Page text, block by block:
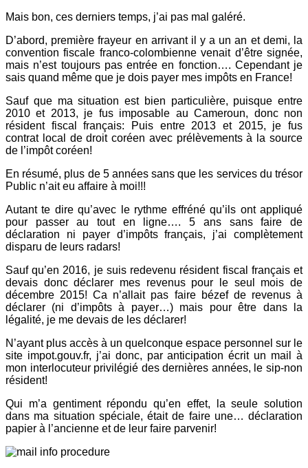
Mais bon, ces derniers temps, j’ai pas mal galéré.
D’abord, première frayeur en arrivant il y a un an et demi, la
convention fiscale franco-colombienne venait d’être signée,
mais n’est toujours pas entrée en fonction…. Cependant je
sais quand même que je dois payer mes impôts en France!
Sauf que ma situation est bien particulière, puisque entre
2010 et 2013, je fus imposable au Cameroun, donc non
résident fiscal français: Puis entre 2013 et 2015, je fus
contrat local de droit coréen avec prélèvements à la source
de l’impôt coréen!
En résumé, plus de 5 années sans que les services du trésor
Public n’ait eu affaire à moi!!!
Autant te dire qu’avec le rythme effréné qu’ils ont appliqué
pour passer au tout en ligne…. 5 ans sans faire de
déclaration ni payer d’impôts français, j’ai complètement
disparu de leurs radars!
Sauf qu’en 2016, je suis redevenu résident fiscal français et
devais donc déclarer mes revenus pour le seul mois de
décembre 2015! Ca n’allait pas faire bézef de revenus à
déclarer (ni d’impôts à payer…) mais pour être dans la
légalité, je me devais de les déclarer!
N’ayant plus accès à un quelconque espace personnel sur le
site impot.gouv.fr, j’ai donc, par anticipation écrit un mail à
mon interlocuteur privilégié des dernières années, le sip-non
résident!
Qui m’a gentiment répondu qu’en effet, la seule solution
dans ma situation spéciale, était de faire une… déclaration
papier à l’ancienne et de leur faire parvenir!